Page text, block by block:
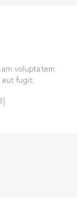
voluptatem
fugit.